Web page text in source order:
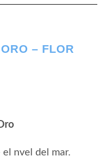
– FLOR
nvel del mar.